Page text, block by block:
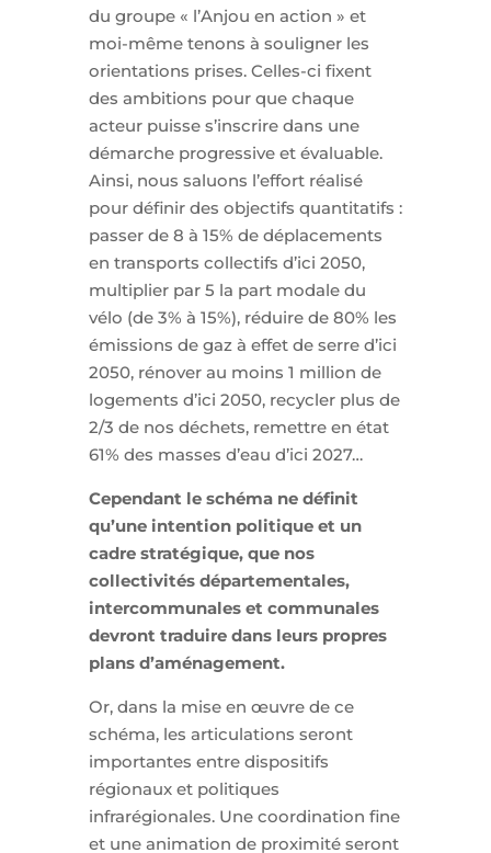
du groupe « l’Anjou en action » et
moi-même tenons à souligner les
orientations prises. Celles-ci fixent
des ambitions pour que chaque
acteur puisse s’inscrire dans une
démarche progressive et évaluable.
Ainsi, nous saluons l’effort réalisé
pour définir des objectifs quantitatifs :
passer de 8 à 15% de déplacements
en transports collectifs d’ici 2050,
multiplier par 5 la part modale du
vélo (de 3% à 15%), réduire de 80% les
émissions de gaz à effet de serre d’ici
2050, rénover au moins 1 million de
logements d’ici 2050, recycler plus de
2/3 de nos déchets, remettre en état
61% des masses d’eau d’ici 2027…
Cependant le schéma ne définit
qu’une intention politique et un
cadre stratégique, que nos
collectivités départementales,
intercommunales et communales
devront traduire dans leurs propres
plans d’aménagement.
Or, dans la mise en œuvre de ce
schéma, les articulations seront
importantes entre dispositifs
régionaux et politiques
infrarégionales. Une coordination fine
et une animation de proximité seront